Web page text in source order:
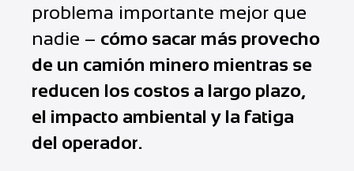
problema importante mejor que
nadie – cómo sacar más provecho
de un camión minero mientras se
reducen los costos a largo plazo,
el impacto ambiental y la fatiga
del operador.